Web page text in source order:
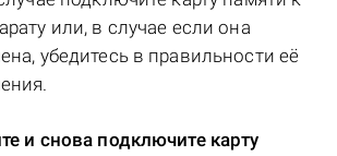
или, в случае если она
убедитесь в правильности её
и снова подключите карту